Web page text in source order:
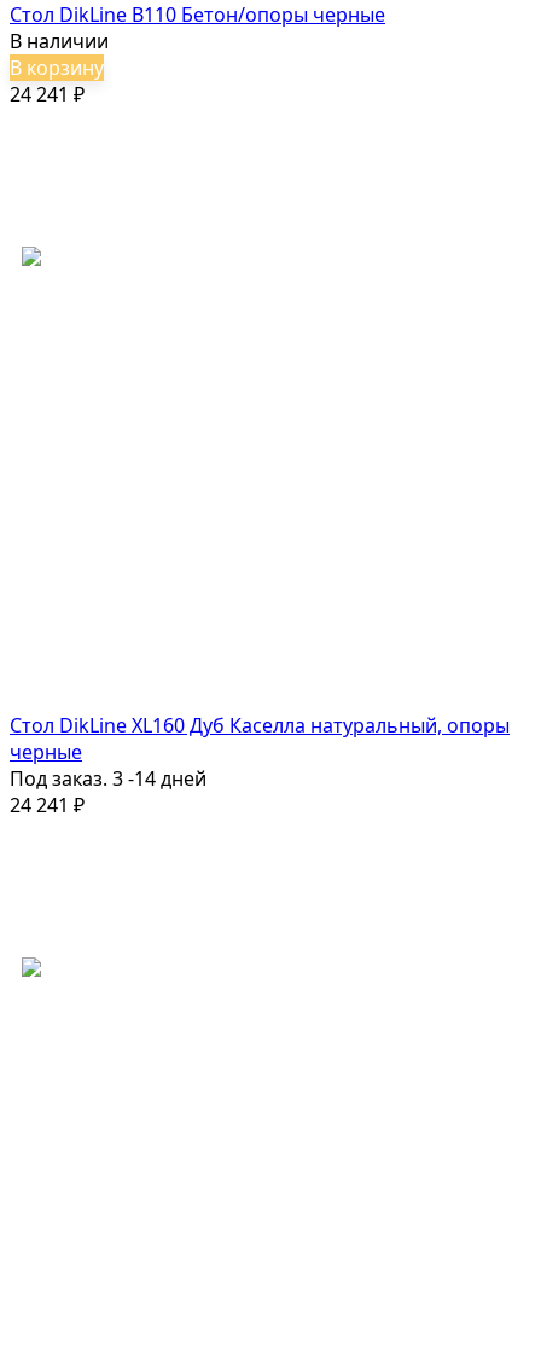
Стол DikLine B110 Бетон/опоры черные
В наличии
В корзину
24 241 ₽
Стол DikLine XL160 Дуб Каселла натуральный, опоры
черные
Под заказ. 3 -14 дней
24 241 ₽